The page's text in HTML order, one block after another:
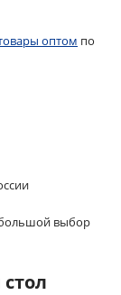
оптом по
выбор